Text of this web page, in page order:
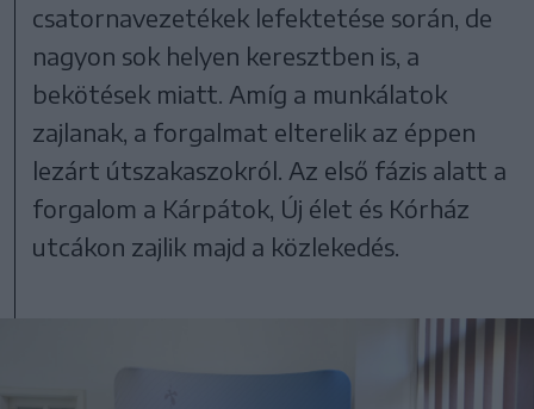
csatornavezetékek lefektetése során, de
nagyon sok helyen keresztben is, a
bekötések miatt. Amíg a munkálatok
zajlanak, a forgalmat elterelik az éppen
lezárt útszakaszokról. Az első fázis alatt a
forgalom a Kárpátok, Új élet és Kórház
utcákon zajlik majd a közlekedés.